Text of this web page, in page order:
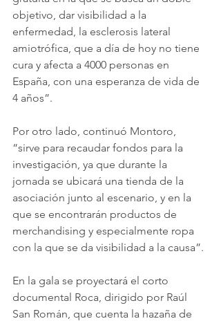
objetivo, dar visibilidad a la
enfermedad, la esclerosis lateral
amiotrófica, que a día de hoy no tiene
cura y afecta a 4000 personas en
España, con una esperanza de vida de
4 años”.
Por otro lado, continuó Montoro,
“sirve para recaudar fondos para la
investigación, ya que durante la
jornada se ubicará una tienda de la
asociación junto al escenario, y en la
que se encontrarán productos de
merchandising y especialmente ropa
con la que se da visibilidad a la causa”.
En la gala se proyectará el corto
documental Roca, dirigido por Raúl
San Román, que cuenta la hazaña de